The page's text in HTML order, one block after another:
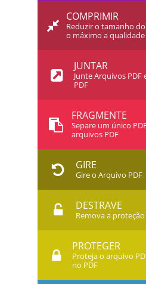
COMPRIMIR
Reduzir o tamanho
o máximo a qualidade
JUNTAR
Junte Arquivos
PDF
FRAGMENTE
Separe um único
arquivos PDF
GIRE
Gire o Arquivo PDF
DESTRAVE
Remova a
PROTEGER
Proteja o arquivo
no PDF